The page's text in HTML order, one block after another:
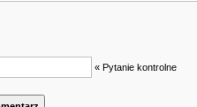
« Pytanie kontrolne